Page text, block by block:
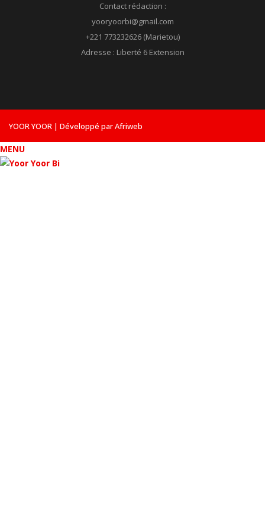
Contact rédaction :
yooryoorbi@gmail.com
+221 773232626 (Marietou)
Adresse : Liberté 6 Extension
YOOR YOOR | Développé par Afriweb
MENU